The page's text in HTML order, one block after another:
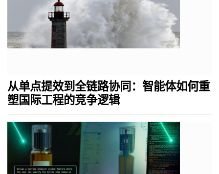
从单点提效到全链路协同：智能体如何重
塑国际工程的竞争逻辑